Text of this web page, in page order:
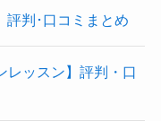
評判･口コミまとめ
レッスン】評判・口